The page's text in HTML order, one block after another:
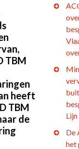
TBM
heeft
TBM
de
Lijn
De
het